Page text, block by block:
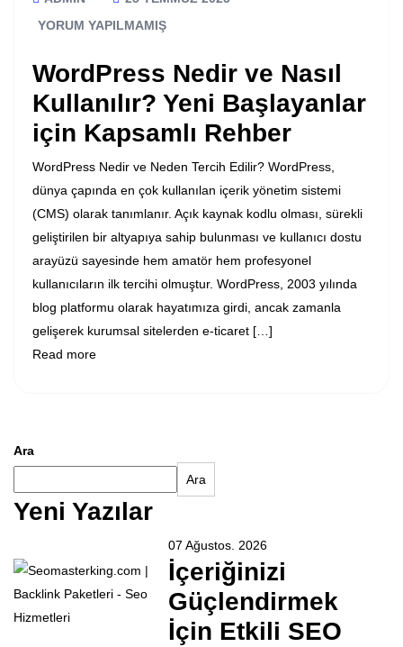
YORUM YAPILMAMIŞ
WordPress Nedir ve Nasıl
Kullanılır? Yeni Başlayanlar
için Kapsamlı Rehber
WordPress Nedir ve Neden Tercih Edilir? WordPress,
dünya çapında en çok kullanılan içerik yönetim sistemi
(CMS) olarak tanımlanır. Açık kaynak kodlu olması, sürekli
geliştirilen bir altyapıya sahip bulunması ve kullanıcı dostu
arayüzü sayesinde hem amatör hem profesyonel
kullanıcıların ilk tercihi olmuştur. WordPress, 2003 yılında
blog platformu olarak hayatımıza girdi, ancak zamanla
gelişerek kurumsal sitelerden e-ticaret […]
Read more
Ara
Ara
Yeni Yazılar
07 Ağustos. 2026
İçeriğinizi
Güçlendirmek
İçin Etkili SEO